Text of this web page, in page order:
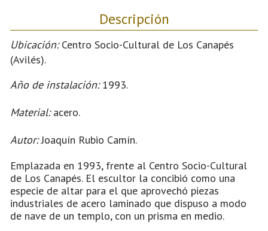
Descripción
Ubicación:Centro Socio-Cultural de Los Canapés
(Avilés).
Año de instalación:1993.
Material:acero.
Autor:Joaquín Rubio Camín.
Emplazada en 1993, frente al Centro Socio-Cultural
de Los Canapés. El escultor la concibió como una
especie de altar para el que aprovechó piezas
industriales de acero laminado que dispuso a modo
de nave de un templo, con un prisma en medio.